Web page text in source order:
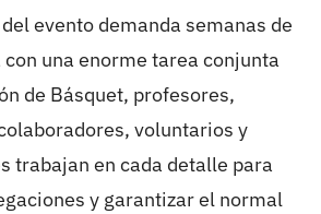
evento demanda semanas de
una enorme tarea conjunta
de Básquet, profesores,
voluntarios y
trabajan en cada detalle para
y garantizar el normal